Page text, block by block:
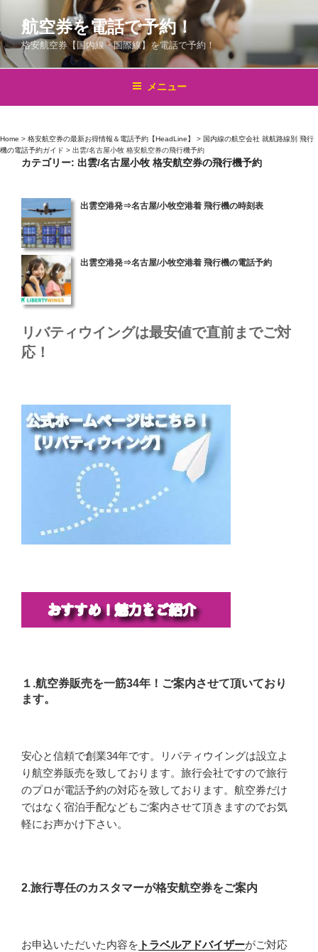
テ
ン
ス
ッ
航空券を電話で予約！
格安航空券【国内線・国際線】を電話で予約！
メニュー
Home > 格安航空券の最新お得情報＆電話予約【HeadLine】 > 国内線の航空会社 就航路線別 飛行
機の電話予約ガイド > 出雲/名古屋小牧 格安航空券の飛行機予約
カテゴリー: 出雲/名古屋小牧 格安航空券の飛行機予約
投
出雲空港発⇒名古屋/小牧空港着 飛行機の時刻表
投
出雲空港発⇒名古屋/小牧空港着 飛行機の電話予約
リバティウイングは最安値で直前までご対
応！
１.航空券販売を一筋34年！ご案内させて頂いており
ます。
安心と信頼で創業34年です。リバティウイングは設立よ
り航空券販売を致しております。旅行会社ですので旅行
のプロが電話予約の対応を致しております。航空券だけ
ではなく宿泊手配などもご案内させて頂きますのでお気
軽にお声かけ下さい。
2.旅行専任のカスタマーが格安航空券をご案内
お申込いただいた内容を トラベルアドバイザーがご対応